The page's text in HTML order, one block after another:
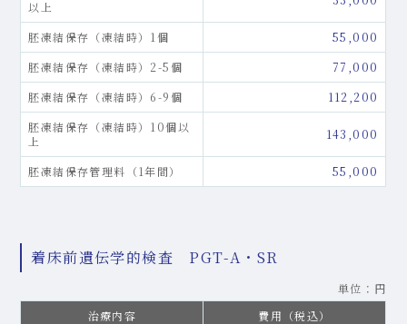
以上
胚凍結保存（凍結時）1個
55,000
胚凍結保存（凍結時）2-5個
77,000
胚凍結保存（凍結時）6-9個
112,200
胚凍結保存（凍結時）10個以
上
143,000
胚凍結保存管理料（1年間） 55,000
着床前遺伝学的検査 PGT-A・SR
単位：円
治療内容
費用（税込）